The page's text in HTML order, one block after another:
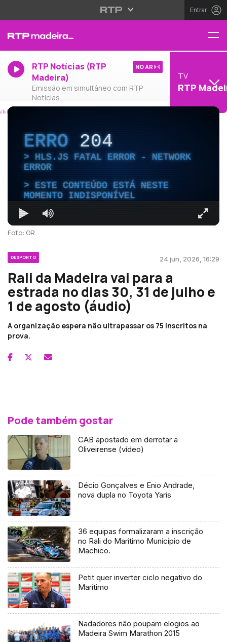
Entrar
RTP Notícias (RTP
Madeira)
Emissão em simultâneo com RTP
Notícias
NO AR
TV
RTP
ERRO204
HLS.JS FATAL ERROR - NETWORK
ERROR
ESTE CONTEÚDO ESTÁ NESTE
MOMENTO INDISPONÍVEL
Foto: GR
DESPORTO 24 jun, 2026, 16:29
Rali da Madeira vai para a
estrada no dias 30, 31 de julho e
1 de agosto (áudio)
A organização espera não ultrapassar os 75 inscritos na
prova.
Pode também gostar
CAB apostado em derrotar a
Oliveirense (vídeo)
Décio Gonçalves e Enio Andrade,
nova dupla no Toyota Yaris
36 equipas formalizaram a inscrição
no Rali do Marítimo Município de
Machico.
Petit quer inverter ciclo negativo do
Marítimo
Nadadores não poupam elogios ao
Madeira Swim Marathon 2015